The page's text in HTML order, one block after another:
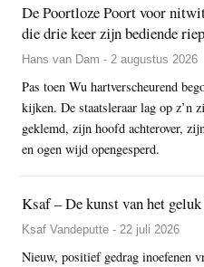
De Poortloze Poort voor
die drie keer zijn bediende riep
Hans van Dam - 2 augustus 2026
Pas toen Wu hartverscheurend
kijken. De staatsleraar lag op z’n
geklemd, zijn hoofd achterover,
en ogen wijd opengesperd.
Ksaf – De kunst van het geluk
Ksaf Vandeputte - 22 juli 2026
Nieuw, positief gedrag inoefenen